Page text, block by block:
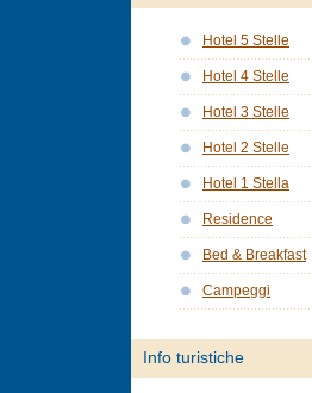
Hotel 5 Stelle
Hotel 4 Stelle
Hotel 3 Stelle
Hotel 2 Stelle
Hotel 1 Stella
Residence
Bed & Breakfast
Campeggi
Info turistiche